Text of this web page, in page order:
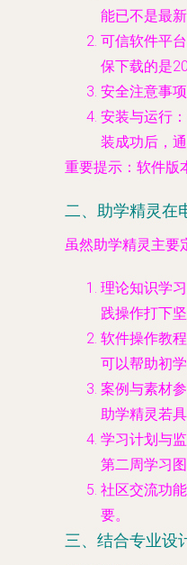
能已不是最
可信软件平台
保下载的是
安全注意事项
安装与运行
装成功后，
重要提示 ：软件
二、助学精灵在
虽然助学精灵主要
理论知识学习
践操作打下
软件操作教程
可以帮助初
案例与素材
助学精灵若
学习计划与
第二周学习
社区交流功能
要。
三、结合专业设